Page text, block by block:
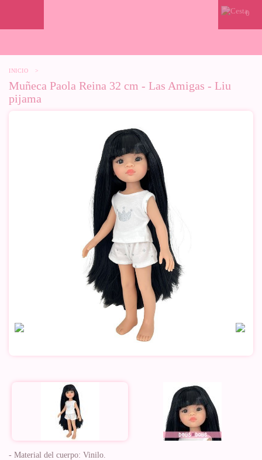
0
INICIO >
Muñeca Paola Reina 32 cm - Las Amigas - Liu
pijama
- Material del cuerpo: Vinilo.